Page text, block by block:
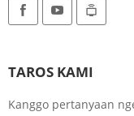
TAROS KAMI
Kanggo pertanyaan